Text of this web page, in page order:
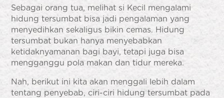
Sebagai orang tua, melihat si Kecil mengalami
hidung tersumbat bisa jadi pengalaman yang
menyedihkan sekaligus bikin cemas. Hidung
tersumbat bukan hanya menyebabkan
ketidaknyamanan bagi bayi, tetapi juga bisa
mengganggu pola makan dan tidur mereka.
Nah, berikut ini kita akan menggali lebih dalam
tentang penyebab, ciri-ciri hidung tersumbat pada